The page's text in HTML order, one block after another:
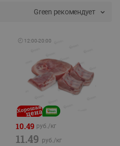
Green рекомендует
🕘 12:00-20:00
10.49 руб./кг
11.49 руб./кг